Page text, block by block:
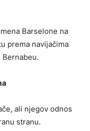
Barselone na
prema navijačima
Bernabeu.
ali njegov odnos
stranu.